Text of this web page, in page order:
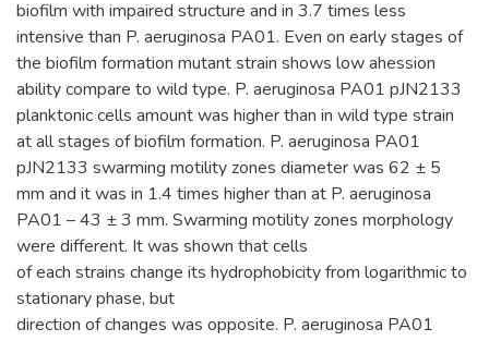
biofilm with impaired structure and in 3.7 times less
intensive than P. aeruginosa PA01. Even on early stages of
the biofilm formation mutant strain shows low ahession
ability compare to wild type. P. aeruginosa PA01 pJN2133
planktonic cells amount was higher than in wild type strain
at all stages of biofilm formation. P. aeruginosa PA01
pJN2133 swarming motility zones diameter was 62 ± 5
mm and it was in 1.4 times higher than at P. aeruginosa
PA01 – 43 ± 3 mm. Swarming motility zones morphology
were different. It was shown that cells
of each strains change its hydrophobicity from logarithmic to
stationary phase, but
direction of changes was opposite. P. aeruginosa PA01